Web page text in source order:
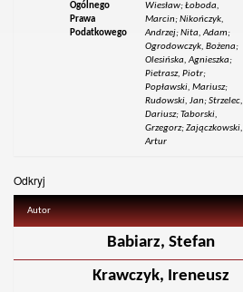
Ogólnego
Prawa
Podatkowego
Wiesław; Łoboda,
Marcin; Nikończyk,
Andrzej; Nita, Adam;
Ogrodowczyk, Bożena;
Olesińska, Agnieszka;
Pietrasz, Piotr;
Popławski, Mariusz;
Rudowski, Jan; Strzelec,
Dariusz; Taborski,
Grzegorz; Zajączkowski,
Artur
Odkryj
Autor
Babiarz, Stefan
Krawczyk, Ireneusz